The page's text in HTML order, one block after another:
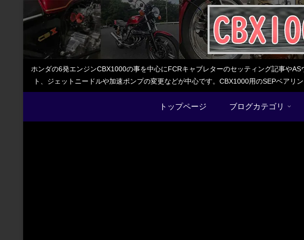
ホンダの6発エンジンCBX1000の事を中心にFCRキャブレターのセッティング記事や
ト、ジェットニードルや加速ポンプの変更などが中心です。CBX1000用のSEPベア
トップページ ブログカテゴリ